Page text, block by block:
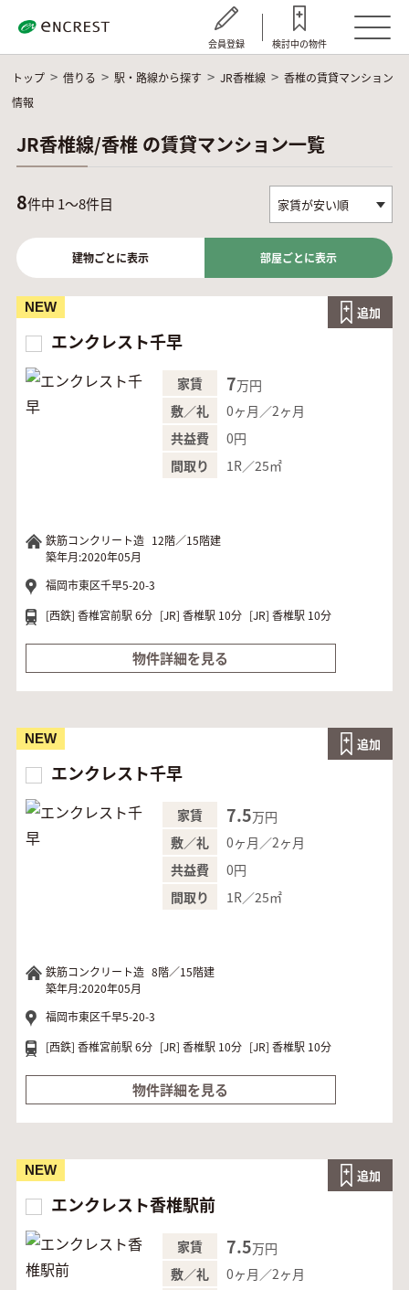
会員登録 検討中の物件
トップ 借りる 駅・路線から探す JR香椎線
香椎の賃貸マンション
情報
JR香椎線/香椎 の賃貸マンション一覧
8件中 1～8件目
部屋ごとに表示
建物ごとに表示
エンクレスト千早
NEW 追加
家賃 7万円
敷／礼
0ヶ月／2ヶ月
共益費
0円
間取り
1R／25㎡
鉄筋コンクリート造 12階／15階建
築年月:2020年05月
福岡市東区千早5-20-3
[西鉄] 香椎宮前駅 6分 [JR] 香椎駅 10分 [JR] 香椎駅 10分
物件詳細を見る
エンクレスト千早
NEW 追加
家賃 7.5万円
敷／礼
0ヶ月／2ヶ月
共益費
0円
間取り
1R／25㎡
鉄筋コンクリート造 8階／15階建
築年月:2020年05月
福岡市東区千早5-20-3
[西鉄] 香椎宮前駅 6分 [JR] 香椎駅 10分 [JR] 香椎駅 10分
物件詳細を見る
エンクレスト香椎駅前
NEW 追加
家賃 7.5万円
敷／礼
0ヶ月／2ヶ月